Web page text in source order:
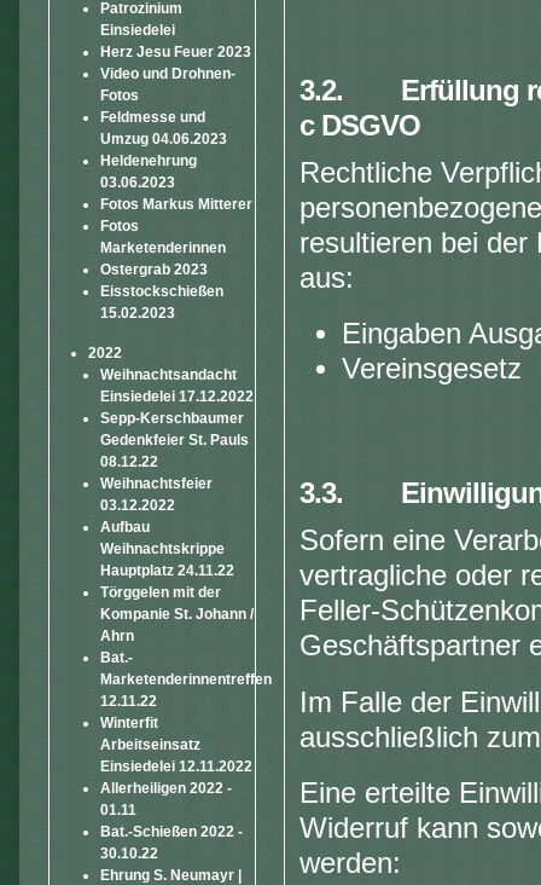
Patrozinium
Einsiedelei
Herz Jesu Feuer 2023
Video und Drohnen-
Fotos
Feldmesse und
Umzug 04.06.2023
Heldenehrung
03.06.2023
Fotos Markus Mitterer
Fotos
Marketenderinnen
Ostergrab 2023
Eisstockschießen
15.02.2023
2022
Weihnachtsandacht
Einsiedelei 17.12.2022
Sepp-Kerschbaumer
Gedenkfeier St. Pauls
08.12.22
Weihnachtsfeier
03.12.2022
Aufbau
Weihnachtskrippe
Hauptplatz 24.11.22
Törggelen mit der
Kompanie St. Johann /
Ahrn
Bat.-
Marketenderinnentreffen
12.11.22
Winterfit
Arbeitseinsatz
Einsiedelei 12.11.2022
Allerheiligen 2022 -
01.11
Bat.-Schießen 2022 -
30.10.22
Ehrung S. Neumayr |
3.2. Erfüllung
c DSGVO
Rechtliche
resultieren bei der
aus:
Eingaben
Vereinsgesetz
3.3. Einwilligung
Sofern eine
vertragliche oder
Feller-
Geschäftspartner
Im Falle der
ausschließlich
Eine erteilte
Widerruf kann
werden: